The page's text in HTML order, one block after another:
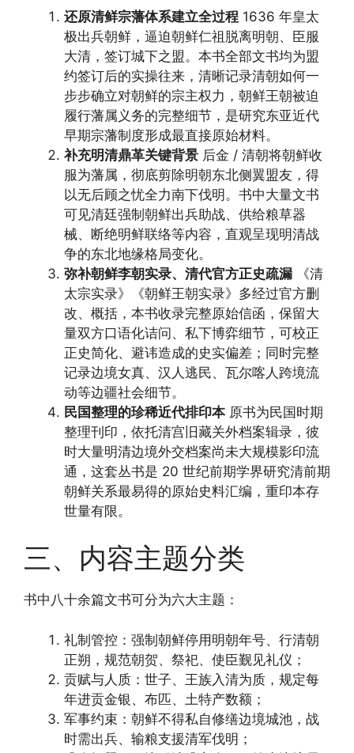
还原清鲜宗藩体系建立全过程 1636 年皇太
极出兵朝鲜，逼迫朝鲜仁祖脱离明朝、臣服
大清，签订城下之盟。本书全部文书均为盟
约签订后的实操往来，清晰记录清朝如何一
步步确立对朝鲜的宗主权力，朝鲜王朝被迫
履行藩属义务的完整细节，是研究东亚近代
早期宗藩制度形成最直接原始材料。
补充明清鼎革关键背景 后金 / 清朝将朝鲜收
服为藩属，彻底剪除明朝东北侧翼盟友，得
以无后顾之忧全力南下伐明。书中大量文书
可见清廷强制朝鲜出兵助战、供给粮草器
械、断绝明鲜联络等内容，直观呈现明清战
争的东北地缘格局变化。
弥补朝鲜李朝实录、清代官方正史疏漏 《清
太宗实录》《朝鲜王朝实录》多经过官方删
改、概括，本书收录完整原始信函，保留大
量双方口语化诘问、私下博弈细节，可校正
正史简化、避讳造成的史实偏差；同时完整
记录边境女真、汉人逃民、瓦尔喀人跨境流
动等边疆社会细节。
民国整理的珍稀近代排印本原书为民国时期
整理刊印，依托清宫旧藏关外档案辑录，彼
时大量明清边境外交档案尚未大规模影印流
通，这套丛书是 20 世纪前期学界研究清前期
朝鲜关系最易得的原始史料汇编，重印本存
世量有限。
三、内容主题分类
书中八十余篇文书可分为六大主题：
礼制管控：强制朝鲜停用明朝年号、行清朝
正朔，规范朝贺、祭祀、使臣觐见礼仪；
贡赋与人质：世子、王族入清为质，规定每
年进贡金银、布匹、土特产数额；
军事约束：朝鲜不得私自修缮边境城池，战
时需出兵、输粮支援清军伐明；